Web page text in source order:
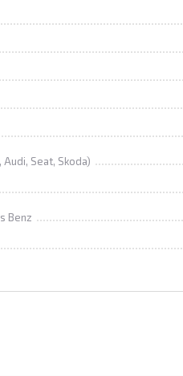
Audi, Seat, Skoda)
Benz